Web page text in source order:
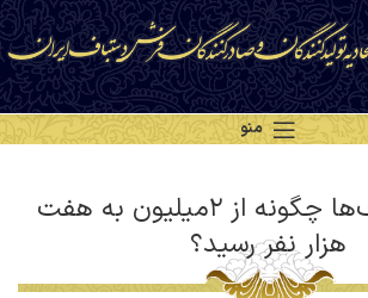
منو
شمار قالی‌باف‌ها چگونه از ۲میلیون به هفت
هزار نفر رسید؟